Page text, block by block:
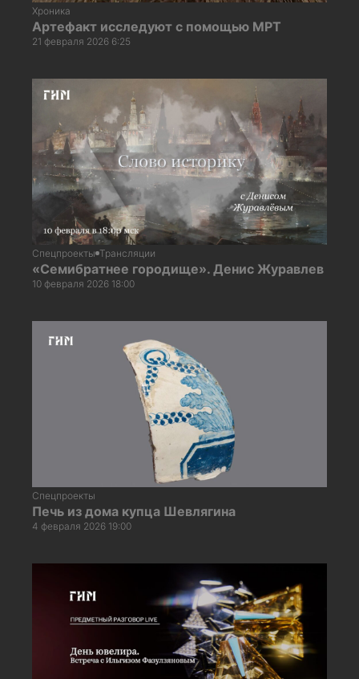
Хроника
Артефакт исследуют с помощью МРТ
21 февраля 2026 6:25
Спецпроекты Трансляции
«Семибратнее городище». Денис Журавлев
10 февраля 2026 18:00
Спецпроекты
Печь из дома купца Шевлягина
4 февраля 2026 19:00